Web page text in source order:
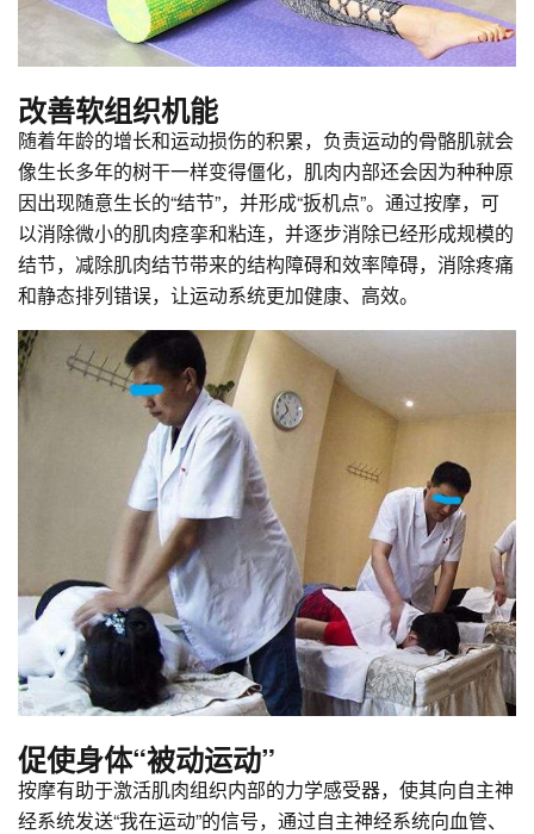
改善软组织机能
随着年龄的增长和运动损伤的积累，负责运动的骨骼肌就会
像生长多年的树干一样变得僵化，肌肉内部还会因为种种原
因出现随意生长的“结节”，并形成“扳机点”。通过按摩，可
以消除微小的肌肉痉挛和粘连，并逐步消除已经形成规模的
结节，减除肌肉结节带来的结构障碍和效率障碍，消除疼痛
和静态排列错误，让运动系统更加健康、高效。
促使身体“被动运动”
按摩有助于激活肌肉组织内部的力学感受器，使其向自主神
经系统发送“我在运动”的信号，通过自主神经系统向血管、